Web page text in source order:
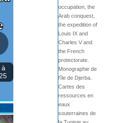
occupation, the
Arab conquest,
the expedition of
Louis IX and
Charles V and
the French
protectorate.
Monographie de
l'île de Djerba.
Cartes des
ressources en
eaux
souterraines de